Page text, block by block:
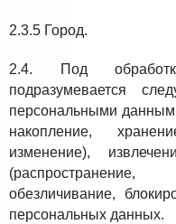
2.3.5 Город.
2.4. Под
подразумевается
персональными
накопление,
изменение),
(распространение,
обезличивание,
персональных данных.